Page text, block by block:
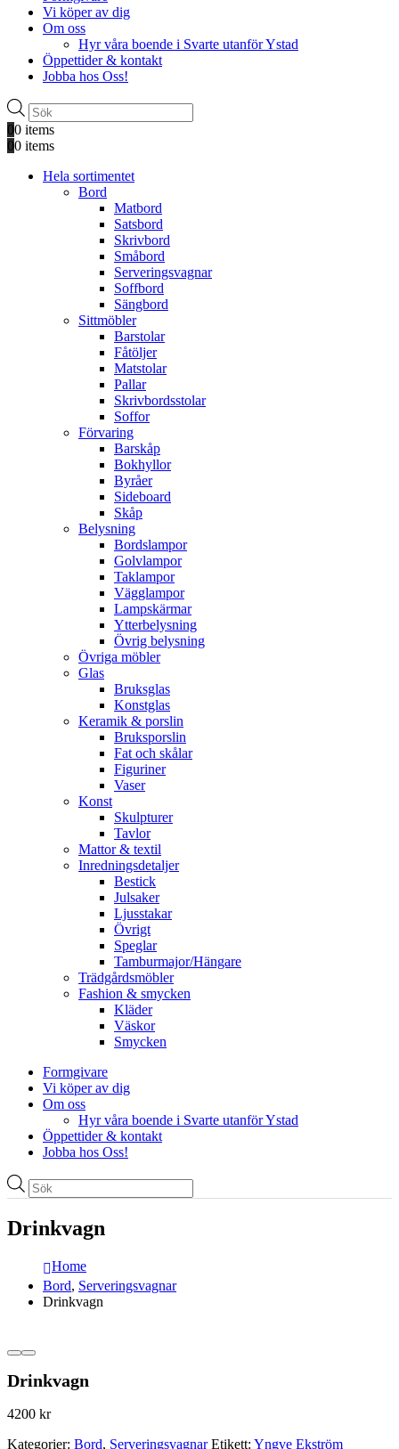
Vi köper av dig
Om oss
Hyr våra boende i Svarte utanför Ystad
Öppettider & kontakt
Jobba hos Oss!
Produktsökning
00 items
00 items
Hela sortimentet
Bord
Matbord
Satsbord
Skrivbord
Småbord
Serveringsvagnar
Soffbord
Sängbord
Sittmöbler
Barstolar
Fåtöljer
Matstolar
Pallar
Skrivbordsstolar
Soffor
Förvaring
Barskåp
Bokhyllor
Byråer
Sideboard
Skåp
Belysning
Bordslampor
Golvlampor
Taklampor
Vägglampor
Lampskärmar
Ytterbelysning
Övrig belysning
Övriga möbler
Glas
Bruksglas
Konstglas
Keramik & porslin
Bruksporslin
Fat och skålar
Figuriner
Vaser
Konst
Skulpturer
Tavlor
Mattor & textil
Inredningsdetaljer
Bestick
Julsaker
Ljusstakar
Övrigt
Speglar
Tamburmajor/Hängare
Trädgårdsmöbler
Fashion & smycken
Kläder
Väskor
Smycken
Formgivare
Vi köper av dig
Om oss
Hyr våra boende i Svarte utanför Ystad
Öppettider & kontakt
Jobba hos Oss!
Produktsökning
Drinkvagn
Home
Bord, Serveringsvagnar
Drinkvagn
Drinkvagn
4200 kr
Kategorier: Bord, Serveringsvagnar Etikett: Yngve Ekström